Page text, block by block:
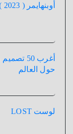
أوبنهايمر ( 2023 ) – Oppenheimer
أغرب 50
حول العالم
لوست LOST